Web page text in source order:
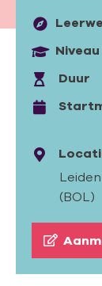
Niveau
Duur
(BOL)